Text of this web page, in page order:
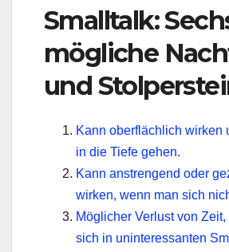
Smalltalk:
mögliche
und
Kann oberflächlich wirken
in die Tiefe gehen.
Kann anstrengend oder
wirken, wenn man sich
Möglicher Verlust von
sich in uninteressanten